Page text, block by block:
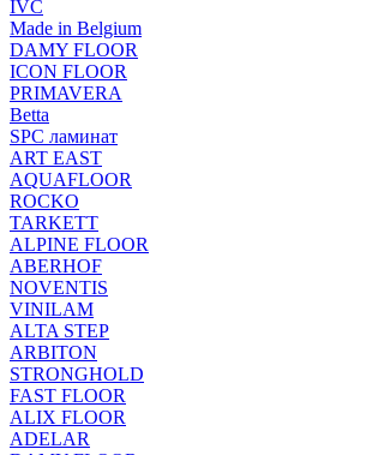
IVC
Made in Belgium
DAMY FLOOR
ICON FLOOR
PRIMAVERA
Betta
SPC ламинат
ART EAST
AQUAFLOOR
ROCKO
TARKETT
ALPINE FLOOR
ABERHOF
NOVENTIS
VINILAM
ALTA STEP
ARBITON
STRONGHOLD
FAST FLOOR
ALIX FLOOR
ADELAR